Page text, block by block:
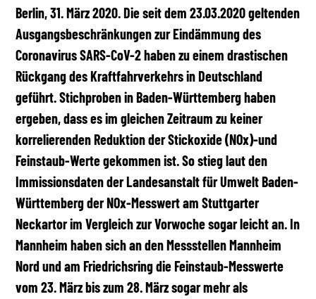
STELLENPORTAL
MEDIATHEK
Berlin, 31. März 2020. Die seit dem 23.03.2020 geltenden
Ausgangsbeschränkungen zur Eindämmung des
Coronavirus SARS-CoV-2 haben zu einem drastischen
Rückgang des Kraftfahrverkehrs in Deutschland
geführt. Stichproben in Baden-Württemberg haben
ergeben, dass es im gleichen Zeitraum zu keiner
korrelierenden Reduktion der Stickoxide (NOx)-und
Feinstaub-Werte gekommen ist. So stieg laut den
Immissionsdaten der Landesanstalt für Umwelt Baden-
Württemberg der NOx-Messwert am Stuttgarter
Neckartor im Vergleich zur Vorwoche sogar leicht an. In
Mannheim haben sich an den Messstellen Mannheim
Nord und am Friedrichsring die Feinstaub-Messwerte
vom 23. März bis zum 28. März sogar mehr als